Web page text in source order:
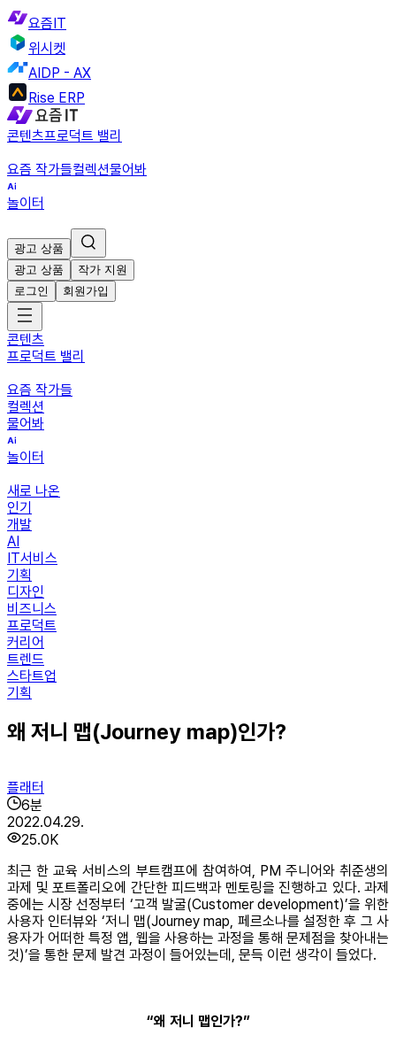
요즘IT
위시켓
AIDP - AX
Rise ERP
콘텐츠프로덕트 밸리
요즘 작가들컬렉션물어봐
놀이터
광고 상품
광고 상품
작가 지원
로그인
회원가입
콘텐츠
프로덕트 밸리
요즘 작가들
컬렉션
물어봐
놀이터
새로 나온
인기
개발
AI
IT서비스
기획
디자인
비즈니스
프로덕트
커리어
트렌드
스타트업
기획
왜 저니 맵(Journey map)인가?
플래터
6분
2022.04.29.
25.0K
최근 한 교육 서비스의 부트캠프에 참여하여, PM 주니어와 취준생의
과제 및 포트폴리오에 간단한 피드백과 멘토링을 진행하고 있다. 과제
중에는 시장 선정부터 ‘고객 발굴(Customer development)’을 위한
사용자 인터뷰와 ‘저니 맵(Journey map, 페르소나를 설정한 후 그 사
용자가 어떠한 특정 앱, 웹을 사용하는 과정을 통해 문제점을 찾아내는
것)’을 통한 문제 발견 과정이 들어있는데, 문득 이런 생각이 들었다.
“왜 저니 맵인가?”